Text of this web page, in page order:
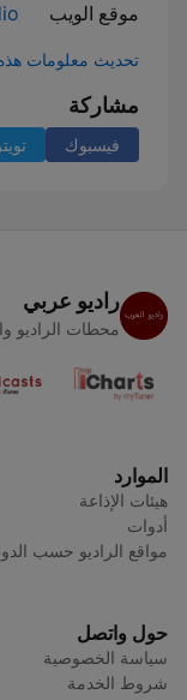
موقع الويب
تحديث معلومات هذه
مشاركة
فيسبوك تويتر
راديو عربي
محطات الراديو
الموارد
هيئات الإذاعة
أدوات
مواقع الراديو حسب
حول واتصل
سياسة الخصوصية
شروط الخدمة